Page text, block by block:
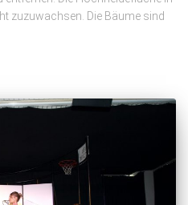
zuzuwachsen. Die Bäume sind